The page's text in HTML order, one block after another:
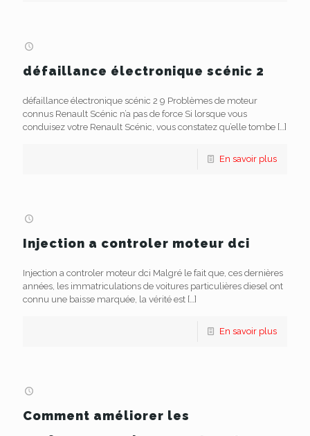
défaillance électronique scénic 2
défaillance électronique scénic 2 9 Problèmes de moteur
connus Renault Scénic n’a pas de force Si lorsque vous
conduisez votre Renault Scénic, vous constatez qu’elle tombe […]
En savoir plus
Injection a controler moteur dci
Injection a controler moteur dci Malgré le fait que, ces dernières
années, les immatriculations de voitures particulières diesel ont
connu une baisse marquée, la vérité est […]
En savoir plus
Comment améliorer les